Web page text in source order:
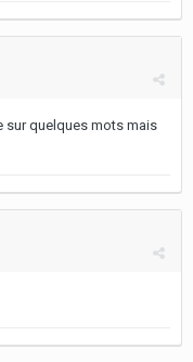
sur quelques mots mais